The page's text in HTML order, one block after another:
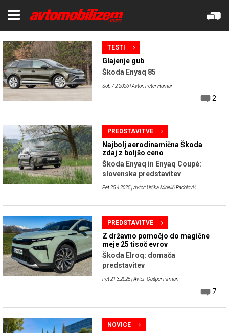
TESTI
Glajenje gub
Škoda Enyaq 85
Sob 7.2.2026| Avtor: Peter Humar
2
PREDSTAVITVE
Najbolj aerodinamična Škoda
zdaj z boljšo ceno
Škoda Enyaq in Enyaq Coupé:
slovenska predstavitev
Pet 25.4.2025| Avtor: Urška Mihelič Radolović
PREDSTAVITVE
Z državno pomočjo do magične
meje 25 tisoč evrov
Škoda Elroq: domača
predstavitev
Pet 21.3.2025| Avtor: Gašper Pirman
7
NOVICE